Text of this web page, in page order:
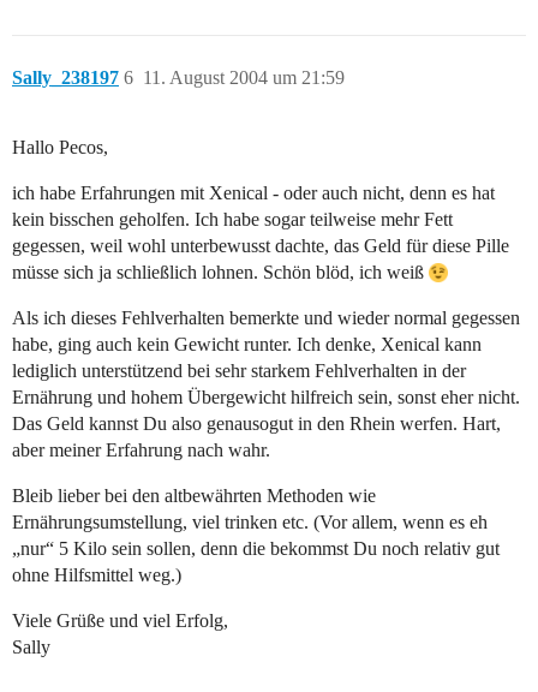
Sally_238197 11. August 2004 um 21:59
6
Hallo Pecos,
ich habe Erfahrungen mit Xenical - oder auch nicht, denn es hat
kein bisschen geholfen. Ich habe sogar teilweise mehr Fett
gegessen, weil wohl unterbewusst dachte, das Geld für diese Pille
müsse sich ja schließlich lohnen. Schön blöd, ich weiß
Als ich dieses Fehlverhalten bemerkte und wieder normal gegessen
habe, ging auch kein Gewicht runter. Ich denke, Xenical kann
lediglich unterstützend bei sehr starkem Fehlverhalten in der
Ernährung und hohem Übergewicht hilfreich sein, sonst eher nicht.
Das Geld kannst Du also genausogut in den Rhein werfen. Hart,
aber meiner Erfahrung nach wahr.
Bleib lieber bei den altbewährten Methoden wie
Ernährungsumstellung, viel trinken etc. (Vor allem, wenn es eh
„nur“ 5 Kilo sein sollen, denn die bekommst Du noch relativ gut
ohne Hilfsmittel weg.)
Viele Grüße und viel Erfolg,
Sally